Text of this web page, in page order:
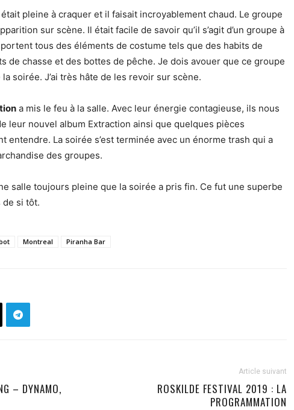
pleine à craquer et il faisait incroyablement chaud. Le groupe
sur scène. Il était facile de savoir qu’il s’agit d’un groupe à
tous des éléments de costume tels que des habits de
de chasse et des bottes de pêche. Je dois avouer que ce groupe
soirée. J’ai très hâte de les revoir sur scène.
a mis le feu à la salle. Avec leur énergie contagieuse, ils nous
leur nouvel album Extraction ainsi que quelques pièces
entendre. La soirée s’est terminée avec un énorme trash qui a
des groupes.
salle toujours pleine que la soirée a pris fin. Ce fut une superbe
de si tôt.
Montreal Piranha Bar
– DYNAMO,
Article suivant
ROSKILDE FESTIVAL 2019 : LA
PROGRAMMATION